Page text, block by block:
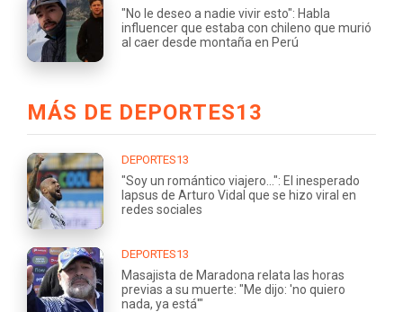
"No le deseo a nadie vivir esto": Habla
influencer que estaba con chileno que murió
al caer desde montaña en Perú
MÁS DE DEPORTES13
DEPORTES13
"Soy un romántico viajero...": El inesperado
lapsus de Arturo Vidal que se hizo viral en
redes sociales
DEPORTES13
Masajista de Maradona relata las horas
previas a su muerte: "Me dijo: 'no quiero
nada, ya está'"